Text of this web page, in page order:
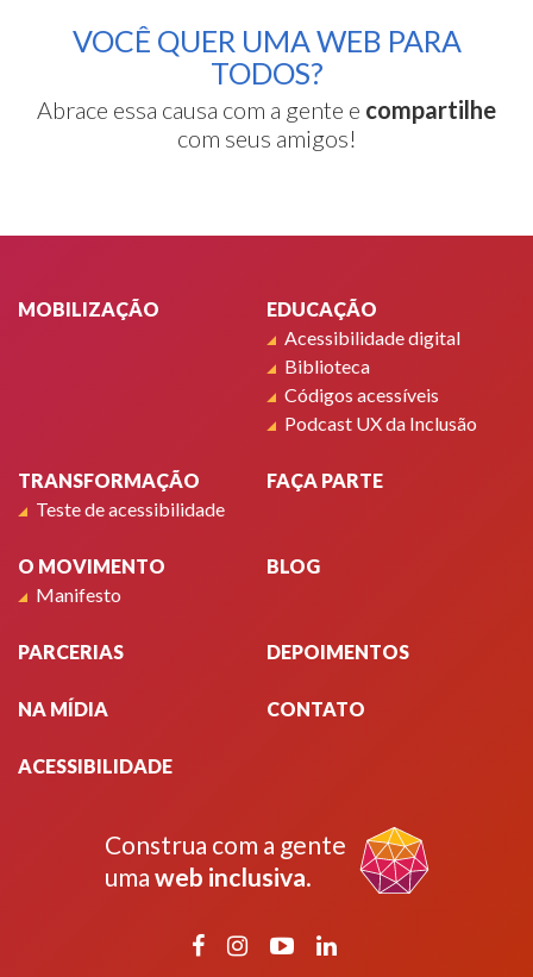
VOCÊ QUER UMA WEB PARA
TODOS?
Abrace essa causa com a gente e compartilhe
com seus amigos!
MOBILIZAÇÃO
EDUCAÇÃO
Acessibilidade digital
Biblioteca
Códigos acessíveis
Podcast UX da Inclusão
TRANSFORMAÇÃO
Teste de acessibilidade
FAÇA PARTE
O MOVIMENTO
Manifesto
BLOG
PARCERIAS DEPOIMENTOS
NA MÍDIA CONTATO
ACESSIBILIDADE
Construa com a gente
uma web inclusiva.
Facebook
Instagram
YouTubeLinkedIn